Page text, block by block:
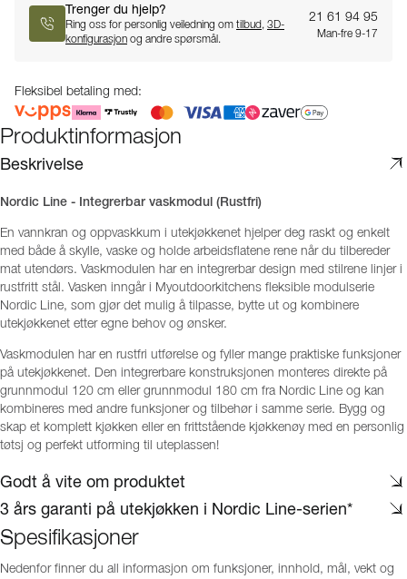
Trenger du hjelp?
Ring oss for personlig veiledning om tilbud, 3D-
konfigurasjon og andre spørsmål.
21 61 94 95
Man-fre 9-17
Fleksibel betaling med:
Produktinformasjon
Beskrivelse
Nordic Line - Integrerbar vaskmodul (Rustfri)
En vannkran og oppvaskkum i utekjøkkenet hjelper deg raskt og enkelt
med både å skylle, vaske og holde arbeidsflatene rene når du tilbereder
mat utendørs. Vaskmodulen har en integrerbar design med stilrene linjer i
rustfritt stål. Vasken inngår i Myoutdoorkitchens fleksible modulserie
Nordic Line, som gjør det mulig å tilpasse, bytte ut og kombinere
utekjøkkenet etter egne behov og ønsker.
Vaskmodulen har en rustfri utførelse og fyller mange praktiske funksjoner
på utekjøkkenet. Den integrerbare konstruksjonen monteres direkte på
grunnmodul 120 cm eller grunnmodul 180 cm fra Nordic Line og kan
kombineres med andre funksjoner og tilbehør i samme serie. Bygg og
skap et komplett kjøkken eller en frittstående kjøkkenøy med en personlig
tøtsj og perfekt utforming til uteplassen!
Godt å vite om produktet
3 års garanti på utekjøkken i Nordic Line-serien*
Spesifikasjoner
Nedenfor finner du all informasjon om funksjoner, innhold, mål, vekt og